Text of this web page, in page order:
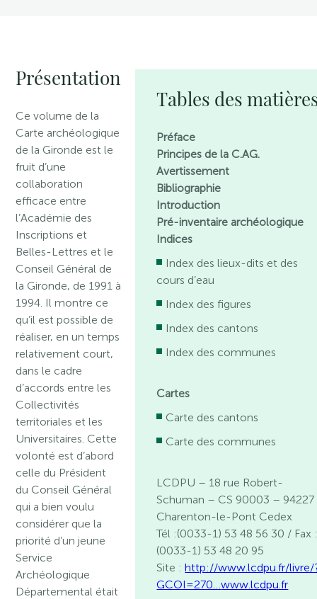
Présentation
Ce volume de la
Carte archéologique
de la Gironde est le
fruit d’une
collaboration
efficace entre
l’Académie des
Inscriptions et
Belles-Lettres et le
Conseil Général de
la Gironde, de 1991 à
1994. Il montre ce
qu’il est possible de
réaliser, en un temps
relativement court,
dans le cadre
d’accords entre les
Collectivités
territoriales et les
Universitaires. Cette
volonté est d’abord
celle du Président
du Conseil Général
qui a bien voulu
considérer que la
priorité d’un jeune
Service
Archéologique
Départemental était
Tables des
Préface
Principes de la C.AG.
Avertissement
Bibliographie
Introduction
Pré-inventaire archéologique
Indices
Index des lieux-dits et des
cours d’eau
Index des figures
Index des cantons
Index des communes
Cartes
Carte des cantons
Carte des communes
LCDPU – 18 rue Robert-
Schuman – CS 90003 – 94227
Charenton-le-Pont Cedex
Tél :(0033-1) 53 48 56 30 / Fax
(0033-1) 53 48 20 95
Site :http://www.lcdpu.fr/livre/
GCOI=270…www.lcdpu.fr